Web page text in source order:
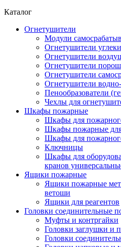
Каталог
Огнетушители
Модули
Огнетушители
Огнетушители
Огнетушители
Огнетушители
Огнетушители
Пенообразователи
Чехлы для
Шкафы пожарные
Шкафы для
Шкафы пожарные для
Шкафы для
Ключницы
Шкафы для
кранов
Ящики пожарные
Ящики пожарные
ветоши
Ящики для реагентов
Головки соединительные
Муфты и контргайки
Головки заглушки и
Головки